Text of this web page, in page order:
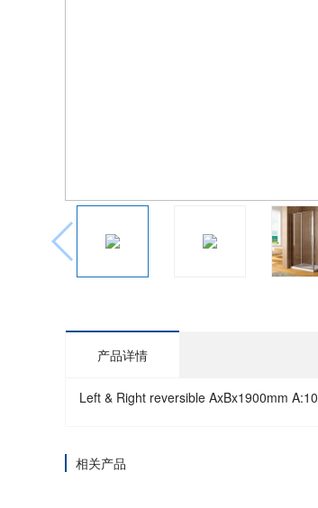
产品详情
Left & Right reversible AxBx1900mm
相关产品